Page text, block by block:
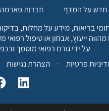
חדש על המדף חברות פארמה
בריאות, מידע על מחלות,
ייעוץ, אבחון או טיפול
על ידי גורם רפואי מוסמך
פרטיות
הצהרת נגישות